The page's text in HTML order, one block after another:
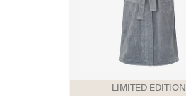
LIMITED EDITION